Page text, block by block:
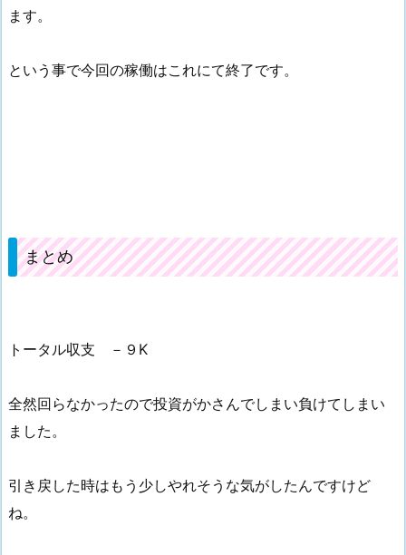
ます。
という事で今回の稼働はこれにて終了です。
まとめ
トータル収支 －９K
全然回らなかったので投資がかさんでしまい負けてしまい
ました。
引き戻した時はもう少しやれそうな気がしたんですけど
ね。